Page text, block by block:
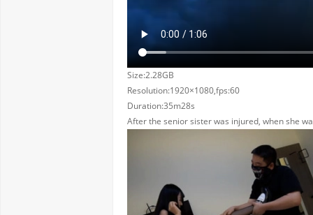
Size:2.28GB
Resolution:1920×1080,fps:60
Duration:35m28s
After the senior sister was injured, when she